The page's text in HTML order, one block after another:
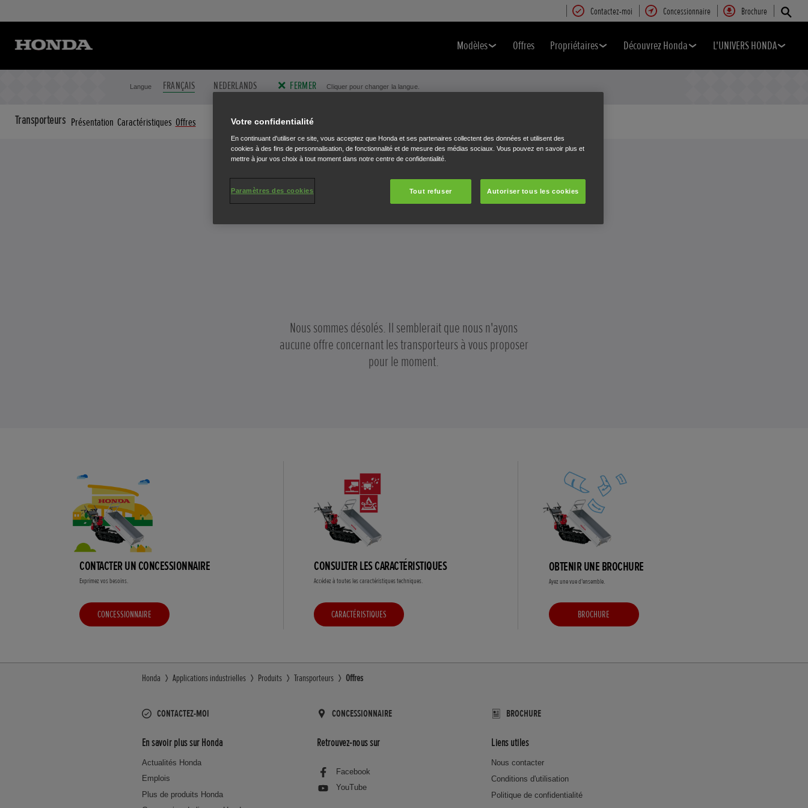
Contactez-moi Concessionnaire Brochure
Modèles Offres Propriétaires Découvrez Honda L'UNIVERS HONDA
Langue FRANÇAIS NEDERLANDS FERMER Cliquer pour changer la langue.
Transporteurs Présentation Caractéristiques Offres
TransporteursOffres
UNE FORCE DE TRAVAIL ACCRUE
Nous sommes désolés. Il semblerait que nous n'ayons
aucune offre concernant les transporteurs à vous proposer
pour le moment.
CONTACTER UN CONCESSIONNAIRE
Exprimez vos besoins.
CONCESSIONNAIRE
CONSULTER LES CARACTÉRISTIQUES
Accédez à toutes les caractéristiques techniques.
CARACTÉRISTIQUES
OBTENIR UNE BROCHURE
Ayez une vue d'ensemble.
BROCHURE
Honda Applications industrielles Produits Transporteurs Offres
CONTACTEZ-MOI CONCESSIONNAIRE BROCHURE
En savoir plus sur Honda
Actualités Honda
Emplois
Plus de produits Honda
Retrouvez-nous sur
Facebook
YouTube
Liens utiles
Nous contacter
Conditions d'utilisation
Politique de confidentialité
Votre confidentialité
En continuant d'utiliser ce site, vous acceptez que Honda et ses partenaires collectent des données et utilisent des
cookies à des fins de personnalisation, de fonctionnalité et de mesure des médias sociaux. Vous pouvez en savoir plus et
mettre à jour vos choix à tout moment dans notre centre de confidentialité.
Tout refuser Autoriser tous les cookies
Paramètres des cookies